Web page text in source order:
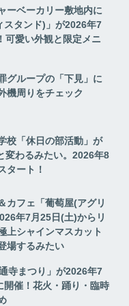
ーベーカリー敷地内に
スタンド)」が2026年7
可愛い外観と限定メニ
グループの「下見」に
機周りをチェック
校「休日の部活動」が
変わるみたい。2026年8
タート！
カフェ「葡萄屋(アグリ
年7月25日(土)からリ
上シャインマスカット
場するみたい
寺まつり」が2026年7
開催！花火・踊り・臨時